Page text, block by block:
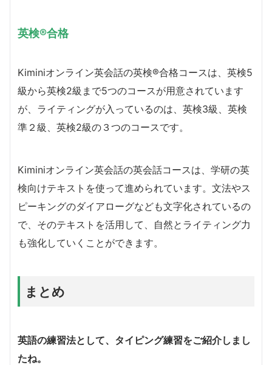
英検®合格
Kiminiオンライン英会話の英検®合格コースは、英検5
級から英検2級まで5つのコースが用意されています
が、ライティングが入っているのは、英検3級、英検
準２級、英検2級の３つのコースです。
Kiminiオンライン英会話の英会話コースは、学研の英
検向けテキストを使って進められています。文法やス
ピーキングのダイアローグなども文字化されているの
で、そのテキストを活用して、自然とライティング力
も強化していくことができます。
まとめ
英語の練習法として、タイピング練習をご紹介しまし
たね。